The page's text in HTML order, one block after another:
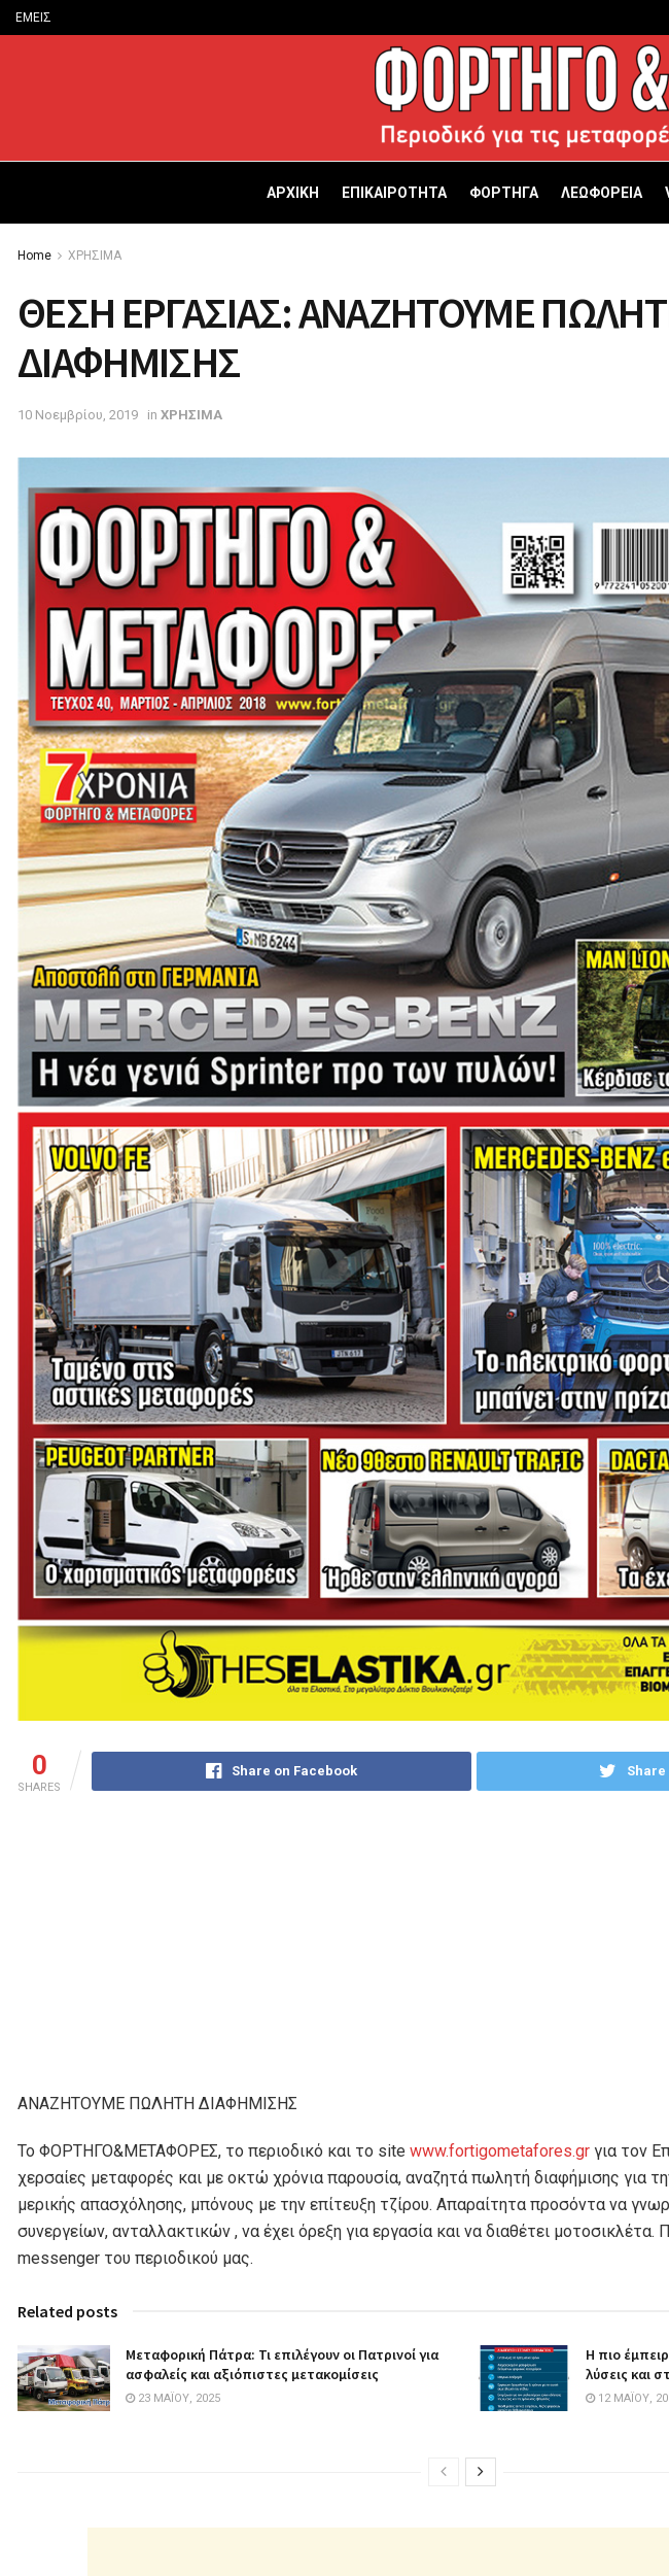
ΕΜΕΙΣ
ΑΡΧΙΚΗ ΕΠΙΚΑΙΡΟΤΗΤΑ ΦΟΡΤΗΓΑ ΛΕΩΦΟΡΕΙΑ
Home ΧΡΗΣΙΜΑ
ΘΕΣΗ ΕΡΓΑΣΙΑΣ: ΑΝΑΖΗΤΟΥΜΕ
ΔΙΑΦΗΜΙΣΗΣ
10 Νοεμβρίου, 2019 in ΧΡΗΣΙΜΑ
0
SHARES
Share on Facebook
ΑΝΑΖΗΤΟΥΜΕ ΠΩΛΗΤΗ ΔΙΑΦΗΜΙΣΗΣ
Το ΦΟΡΤΗΓΟ&ΜΕΤΑΦΟΡΕΣ, το περιοδικό και το site www.fortigometafores.gr για τον
χερσαίες μεταφορές και με οκτώ χρόνια παρουσία, αναζητά πωλητή διαφήμισης για
μερικής απασχόλησης, μπόνους με την επίτευξη τζίρου. Απαραίτητα προσόντα να
συνεργείων, ανταλλακτικών , να έχει όρεξη για εργασία και να διαθέτει
messenger του περιοδικού μας.
Related posts
Μεταφορική Πάτρα: Τι επιλέγουν οι Πατρινοί για
ασφαλείς και αξιόπιστες μετακομίσεις
23 ΜΑΪ́ΟΥ, 2025
Η πιο
λύσεις και
12 ΜΑΪ́ΟΥ,